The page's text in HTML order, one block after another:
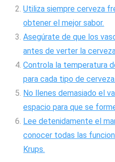
Utiliza siempre cerveza
obtener el mejor sabor.
Asegúrate de que los
antes de verter la
Controla la temperatura
para cada tipo de cerveza.
No llenes demasiado el
espacio para que se
Lee detenidamente el
conocer todas las
Krups.